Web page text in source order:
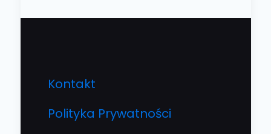
Kontakt
Polityka Prywatności